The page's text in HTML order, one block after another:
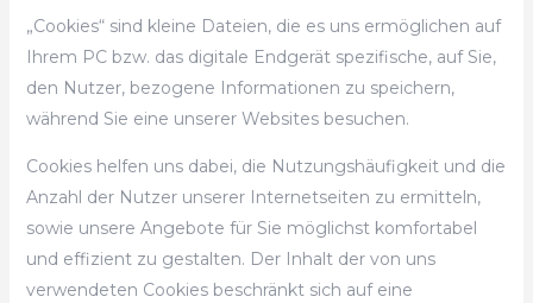
„Cookies“ sind kleine Dateien, die es uns ermöglichen auf
Ihrem PC bzw. das digitale Endgerät spezifische, auf Sie,
den Nutzer, bezogene Informationen zu speichern,
während Sie eine unserer Websites besuchen.
Cookies helfen uns dabei, die Nutzungshäufigkeit und die
Anzahl der Nutzer unserer Internetseiten zu ermitteln,
sowie unsere Angebote für Sie möglichst komfortabel
und effizient zu gestalten. Der Inhalt der von uns
verwendeten Cookies beschränkt sich auf eine